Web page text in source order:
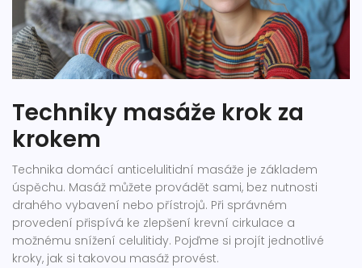
Techniky masáže krok za
krokem
Technika domácí anticelulitidní masáže je základem
úspěchu. Masáž můžete provádět sami, bez nutnosti
drahého vybavení nebo přístrojů. Při správném
provedení přispívá ke zlepšení krevní cirkulace a
možnému snížení celulitidy. Pojďme si projít jednotlivé
kroky, jak si takovou masáž provést.